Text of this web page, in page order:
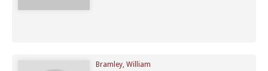
Bramley, William